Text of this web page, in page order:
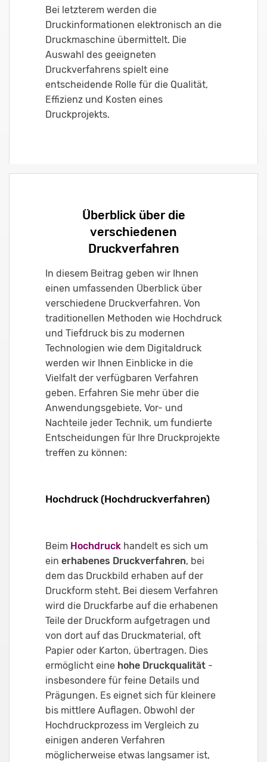
Bei letzterem werden die
Druckinformationen elektronisch an die
Druckmaschine übermittelt. Die
Auswahl des geeigneten
Druckverfahrens spielt eine
entscheidende Rolle für die Qualität,
Effizienz und Kosten eines
Druckprojekts.
Überblick über die
verschiedenen
Druckverfahren
In diesem Beitrag geben wir Ihnen
einen umfassenden Überblick über
verschiedene Druckverfahren. Von
traditionellen Methoden wie Hochdruck
und Tiefdruck bis zu modernen
Technologien wie dem Digitaldruck
werden wir Ihnen Einblicke in die
Vielfalt der verfügbaren Verfahren
geben. Erfahren Sie mehr über die
Anwendungsgebiete, Vor- und
Nachteile jeder Technik, um fundierte
Entscheidungen für Ihre Druckprojekte
treffen zu können:
Hochdruck (Hochdruckverfahren)
Beim Hochdruck handelt es sich um
ein erhabenes Druckverfahren, bei
dem das Druckbild erhaben auf der
Druckform steht. Bei diesem Verfahren
wird die Druckfarbe auf die erhabenen
Teile der Druckform aufgetragen und
von dort auf das Druckmaterial, oft
Papier oder Karton, übertragen. Dies
ermöglicht eine hohe Druckqualität -
insbesondere für feine Details und
Prägungen. Es eignet sich für kleinere
bis mittlere Auflagen. Obwohl der
Hochdruckprozess im Vergleich zu
einigen anderen Verfahren
möglicherweise etwas langsamer ist,